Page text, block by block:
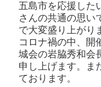
五島市を応援した
さんの共通の思い
で大変盛り上がり
コロナ禍の中、開
城会の岩脇秀和会
申し上げます。ま
ております。